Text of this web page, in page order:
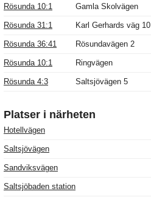
Rösunda 10:1 Gamla Skolvägen
Rösunda 31:1 Karl Gerhards väg 10
Rösunda 36:41 Rösundavägen 2
Rösunda 10:1 Ringvägen
Rösunda 4:3 Saltsjövägen 5
Platser i närheten
Hotellvägen
Saltsjövägen
Sandviksvägen
Saltsjöbaden station